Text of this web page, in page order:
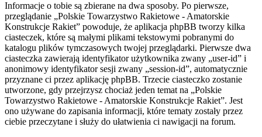
Informacje o tobie są zbierane na dwa sposoby. Po pierwsze,
przeglądanie „Polskie Towarzystwo Rakietowe - Amatorskie
Konstrukcje Rakiet” powoduje, że aplikacja phpBB tworzy kilka
ciasteczek, które są małymi plikami tekstowymi pobranymi do
katalogu plików tymczasowych twojej przeglądarki. Pierwsze dwa
ciasteczka zawierają identyfikator użytkownika zwany „user-id” i
anonimowy identyfikator sesji zwany „session-id”, automatycznie
przyznane ci przez aplikację phpBB. Trzecie ciasteczko zostanie
utworzone, gdy przejrzysz chociaż jeden temat na „Polskie
Towarzystwo Rakietowe - Amatorskie Konstrukcje Rakiet”. Jest
ono używane do zapisania informacji, które tematy zostały przez
ciebie przeczytane i służy do ułatwienia ci nawigacji na forum.